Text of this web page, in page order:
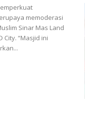
memoderasi
Sinar Mas Land
City. “Masjid ini